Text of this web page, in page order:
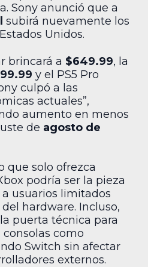
Sony anunció que a
subirá nuevamente los
Unidos.
brincará a $649.99, la
y el PS5 Pro
culpó a las
actuales”,
aumento en menos
de agosto de
que solo ofrezca
podría ser la pieza
usuarios limitados
hardware. Incluso,
puerta técnica para
consolas como
Switch sin afectar
externos.